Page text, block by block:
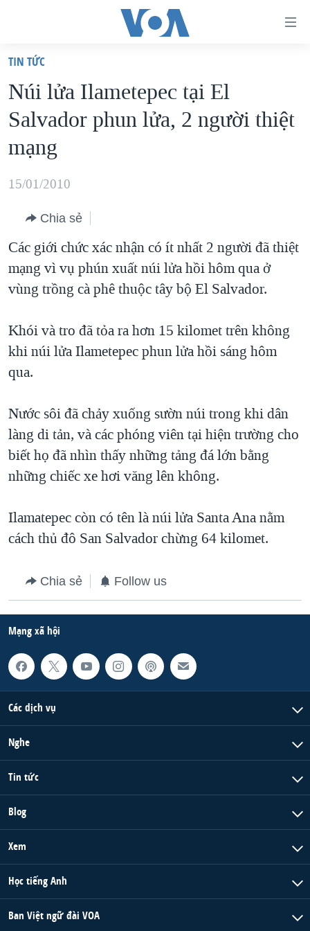
truy
cập
Tới
nội
dung
chính
hướng
chính
Đi
"Tìm"
VIỆT NAM
HOA KỲ
BIỂN ĐÔNG
THẾ GIỚI
DIỄN ĐÀN
MỤC
TỰ DO BÁO CHÍ
VẠCH TRẦN TIN GIẢ
NGƯỜI VIỆT HẢI NGOẠI
ĐỜI SỐNG
KINH TẾ
VĂN HOÁ
THỂ THAO
CHUYÊN ĐỀ
CHIẾN TRANH THƯƠNG MẠI CỦA MỸ: QUÁ KHỨ VÀ HIỆN
HÀNH TRÌNH BẦU CỬ 2024
NGÀY TỊ NẠN THẾ GIỚI
TRỊNH VĨNH BÌNH - NGƯỜI HẠ 'BÊN THẮNG CUỘC'
GROUND ZERO – XƯA VÀ NAY
CÁC GIÁ TRỊ CỘNG HÒA Ở VIỆT NAM
THƯỢNG ĐỈNH TRUMP-KIM TẠI VIỆT NAM
NGƯ DÂN VIỆT VÀ LÀN SÓNG TRỘM HẢI SÂM
BÊN KIA QUỐC LỘ: TIẾNG VỌNG TỪ NÔNG THÔN MỸ
QUAN HỆ VIỆT MỸ
HỌC TIẾNG ANH
VIDEO
NGHE
Ngôn ngữ khác
TIN TỨC
Núi lửa Ilametepec tại El
Salvador phun lửa, 2 người thiệt
mạng
15/01/2010
Chia sẻ
Các giới chức xác nhận có ít nhất 2 người đã thiệt
mạng vì vụ phún xuất núi lửa hồi hôm qua ở
vùng trồng cà phê thuộc tây bộ El Salvador.
Khói và tro đã tỏa ra hơn 15 kilomet trên không
khi núi lửa Ilametepec phun lửa hồi sáng hôm
qua.
Nước sôi đã chảy xuống sườn núi trong khi dân
làng di tản, và các phóng viên tại hiện trường cho
biết họ đã nhìn thấy những tảng đá lớn bằng
những chiếc xe hơi văng lên không.
Ilamatepec còn có tên là núi lửa Santa Ana nằm
cách thủ đô San Salvador chừng 64 kilomet.
Chia sẻ Follow us
Mạng xã hội
Các dịch vụ
Nghe
Tin tức
Blog
Xem
Học tiếng Anh
Ban Việt ngữ đài VOA